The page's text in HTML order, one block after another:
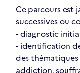
Ce parcours est
successives ou
- diagnostic initial
- identification
des thématiques
addiction,